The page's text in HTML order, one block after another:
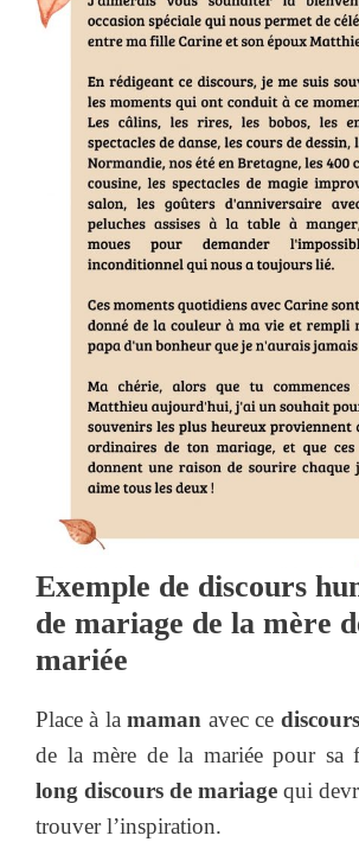
Exemple de discours
de mariage de la mère
mariée
Place à lamaman avec ce
de la mère de la mariée pour sa
long discours de mariage qui
trouver l’inspiration.